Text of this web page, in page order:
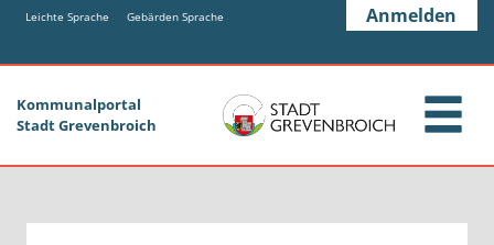
Zum Hauptinhalt springen
Zum Header
Zum Hauptinhalt
Zum Footer
Leichte Sprache Gebärden Sprache Anmelden
Kommunalportal
Stadt Grevenbroich